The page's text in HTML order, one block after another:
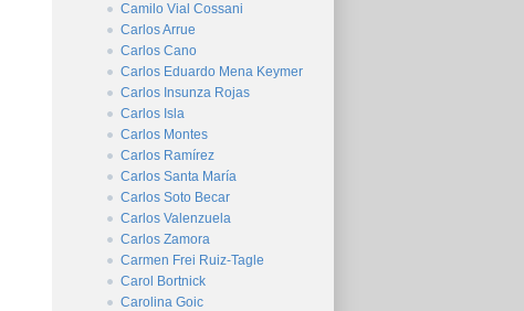
Camilo Vial Cossani
Carlos Arrue
Carlos Cano
Carlos Eduardo Mena Keymer
Carlos Insunza Rojas
Carlos Isla
Carlos Montes
Carlos Ramírez
Carlos Santa María
Carlos Soto Becar
Carlos Valenzuela
Carlos Zamora
Carmen Frei Ruiz-Tagle
Carol Bortnick
Carolina Goic